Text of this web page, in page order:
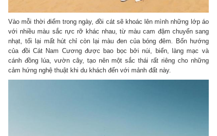
Vào mỗi thời điểm trong ngày, đồi cát sẽ khoác lên mình những lớp áo
với nhiều màu sắc rực rỡ khác nhau, từ màu cam đậm chuyển sang
nhạt, tối lại mất hút chỉ còn lại màu đen của bóng đêm. Bốn hướng
của đồi Cát Nam Cương được bao bọc bởi núi, biển, làng mạc và
cánh đồng lúa, vườn cây, tạo nên một sắc thái rất riêng cho những
cảm hứng nghệ thuật khi du khách đến với mảnh đất này.